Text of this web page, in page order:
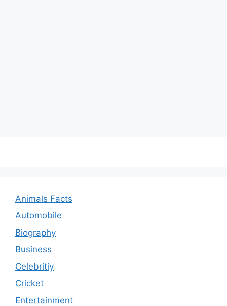
Animals Facts
Automobile
Biography
Business
Celebritiy
Cricket
Entertainment